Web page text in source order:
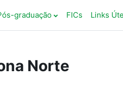
graduação FICs Links
Norte